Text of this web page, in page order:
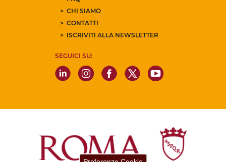
CHI SIAMO
CONTATTI
ISCRIVITI ALLA NEWSLETTER
SEGUICI SU: